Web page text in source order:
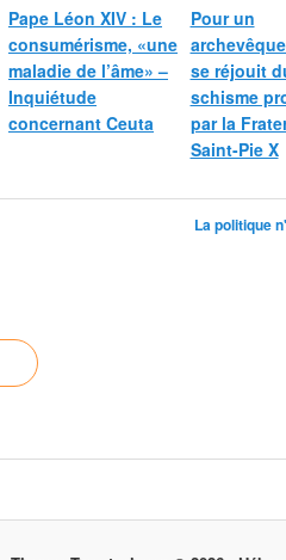
Pape Léon XIV : Le
consumérisme, «une
maladie de l’âme» –
Inquiétude
concernant Ceuta
Pour un
se réjouit
schisme
par la
Saint-Pie X
La politique